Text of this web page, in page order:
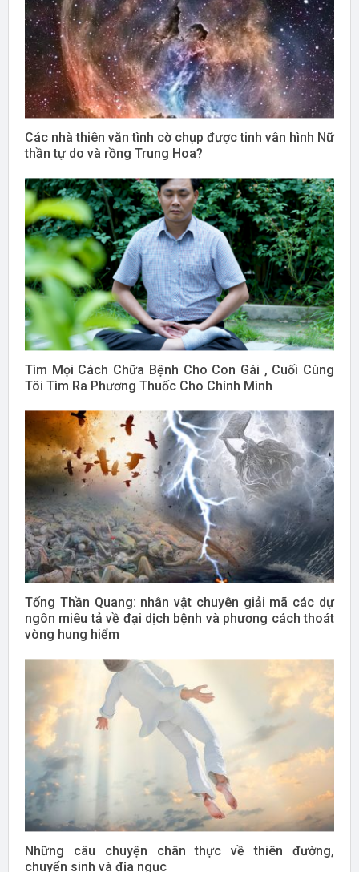
Các nhà thiên văn tình cờ chụp được tinh vân hình Nữ
thần tự do và rồng Trung Hoa?
Tìm Mọi Cách Chữa Bệnh Cho Con Gái , Cuối Cùng
Tôi Tìm Ra Phương Thuốc Cho Chính Mình
Tống Thần Quang: nhân vật chuyên giải mã các dự
ngôn miêu tả về đại dịch bệnh và phương cách thoát
vòng hung hiểm
Những câu chuyện chân thực về thiên đường,
chuyển sinh và địa ngục